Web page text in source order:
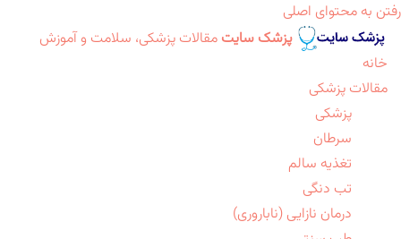
رفتن به محتوای اصلی
پزشک سایت مقالات پزشکی، سلامت و آموزش
خانه
مقالات پزشکی
پزشکی
سرطان
تغذیه سالم
تب دنگی
درمان نازایی (ناباروری)